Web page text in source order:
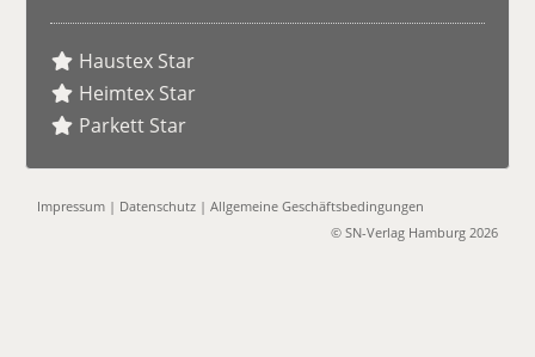
Haustex Star
Heimtex Star
Parkett Star
Impressum | Datenschutz |Allgemeine Geschäftsbedingungen
© SN-Verlag Hamburg 2026